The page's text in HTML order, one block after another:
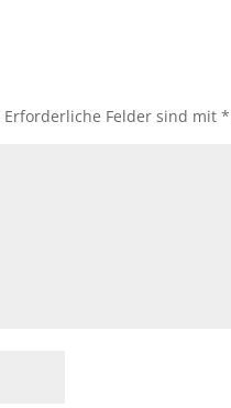
Erforderliche Felder sind mit*